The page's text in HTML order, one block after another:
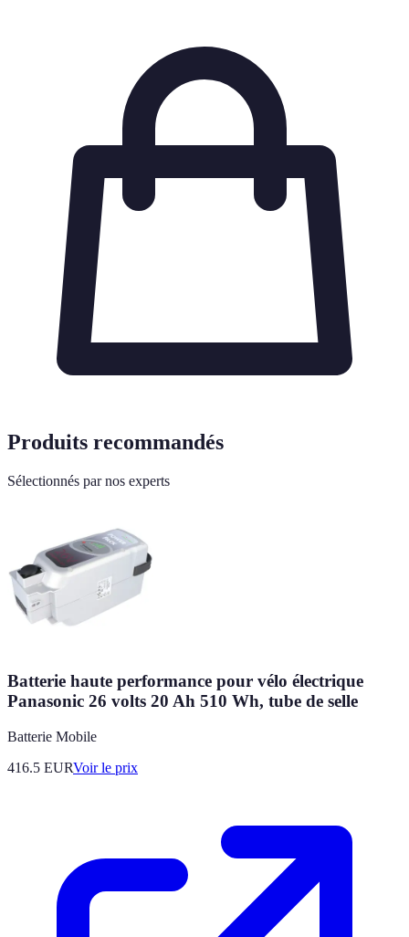
Produits recommandés
Sélectionnés par nos experts
Batterie haute performance pour vélo électrique
Panasonic 26 volts 20 Ah 510 Wh, tube de selle
Batterie Mobile
416.5 EURVoir le prix